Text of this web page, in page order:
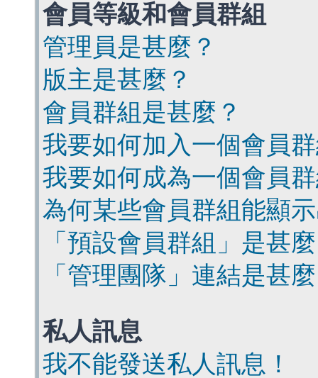
會員等級和會員群組
管理員是甚麼？
版主是甚麼？
會員群組是甚麼？
我要如何加入一個會員
我要如何成為一個會員
為何某些會員群組能顯
「預設會員群組」是甚
「管理團隊」連結是甚
私人訊息
我不能發送私人訊息！